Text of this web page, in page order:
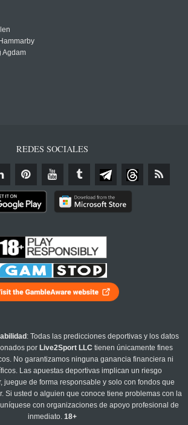
Agdam
REDES SOCIALES
: Todas las predicciones deportivas y los datos
por Live2Sport LLC tienen únicamente fines
No garantizamos ninguna ganancia financiera ni
Las apuestas deportivas implican un riesgo
juegue de forma responsable y solo con fondos que
Si usted o alguien que conoce tiene problemas con la
con organizaciones de apoyo profesional de
inmediato.18+